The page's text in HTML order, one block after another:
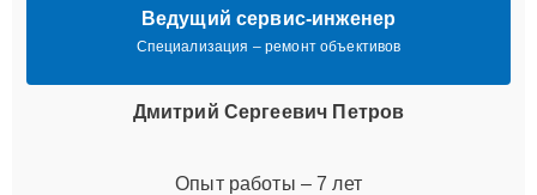
Ведущий сервис-инженер
Специализация – ремонт объективов
Дмитрий Сергеевич Петров
Опыт работы – 7 лет